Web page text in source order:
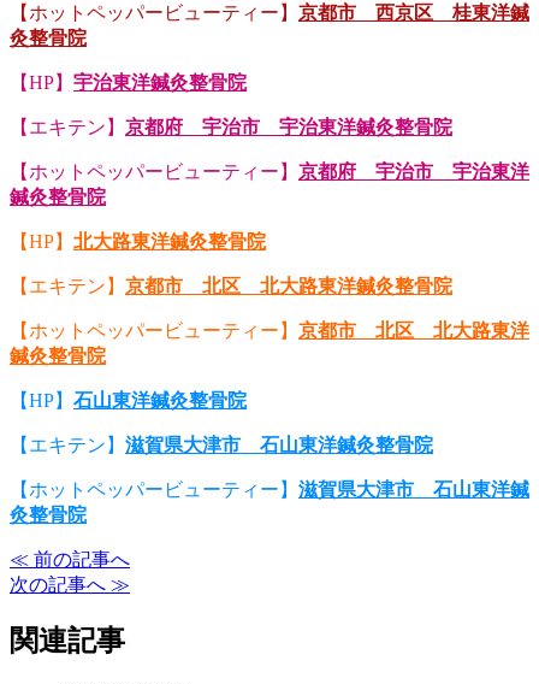
【ホットペッパービューティー】 京都市 西京区 桂東洋鍼
灸整骨院
【HP】 宇治東洋鍼灸整骨院
【エキテン】 京都府 宇治市 宇治東洋鍼灸整骨院
【ホットペッパービューティー】 京都府 宇治市 宇治東洋
鍼灸整骨院
【HP】 北大路東洋鍼灸整骨院
【エキテン】 京都市 北区 北大路東洋鍼灸整骨院
【ホットペッパービューティー】 京都市 北区 北大路東洋
鍼灸整骨院
【HP】 石山東洋鍼灸整骨院
【エキテン】 滋賀県大津市 石山東洋鍼灸整骨院
【ホットペッパービューティー】 滋賀県大津市 石山東洋鍼
灸整骨院
≪ 前の記事へ
次の記事へ ≫
関連記事